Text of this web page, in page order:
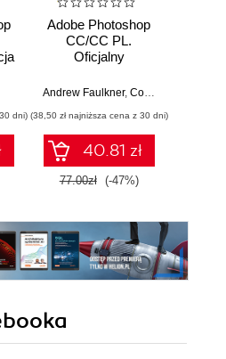
dni)
Adobe Photoshop
CC/CC PL.
Oficjalny
Andrew Faulkner, Conrad Chavez
(38,50 zł najniższa cena z 30 dni)
40.81 zł
77.00zł (-47%)